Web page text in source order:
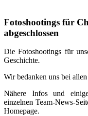
Fotoshootings für
abgeschlossen
Die Fotoshootings für
Geschichte.
Wir bedanken uns bei
Nähere Infos und
einzelnen Team-News-
Homepage.